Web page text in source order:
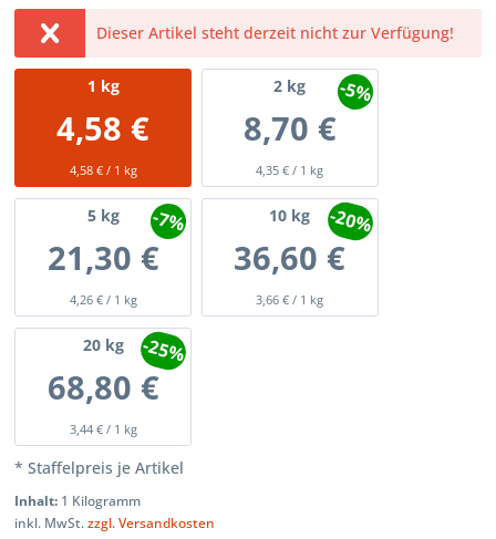
Dieser Artikel steht derzeit nicht zur Verfügung!
1 kg
4,58 €
4,58 € / 1 kg
2 kg
8,70 €
4,35 € / 1 kg
-5%
5kg
21,30 €
4,26 € / 1 kg
-7% 10 kg
36,60 €
3,66 € / 1 kg
-20%
20kg
68,80 €
3,44 € / 1 kg
-25%
* Staffelpreis je Artikel
Inhalt: 1 Kilogramm
inkl. MwSt.zzgl. Versandkosten